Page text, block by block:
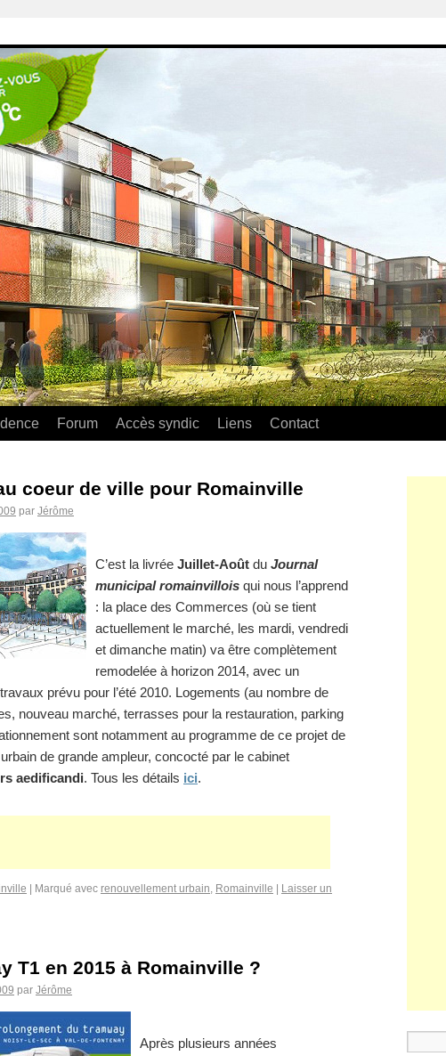
Forum Accès syndic Liens Contact
coeur de ville pour Romainville
par Jérôme
C’est la livrée Juillet-Août du Journal
municipal romainvillois qui nous l’apprend
: la place des Commerces (où se tient
actuellement le marché, les mardi, vendredi
et dimanche matin) va être complètement
remodelée à horizon 2014, avec un
prévu pour l’été 2010. Logements (au nombre de
nouveau marché, terrasses pour la restauration, parking
sont notamment au programme de ce projet de
de grande ampleur, concocté par le cabinet
aedificandi. Tous les détails ici.
Marqué avec renouvellement urbain, Romainville
Laisser un
T1 en 2015 à Romainville ?
par Jérôme
Après plusieurs années